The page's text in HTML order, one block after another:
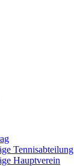
Tennisabteilung
Hauptverein